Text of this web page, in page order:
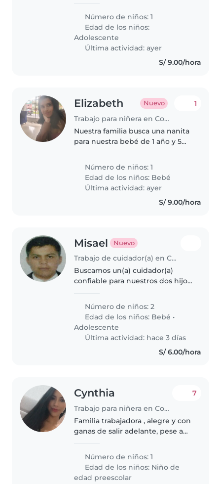
de casa, es muy cariñoso,
respetuoso y no deseo que se
sienta solo ya que trabajo hasta..
Número de niños: 1
Edad de los niños:
Adolescente
Última actividad: ayer
S/ 9.00/hora
Elizabeth Nuevo
Trabajo para niñera en Comas (Departamento de Lima)
1
Nuestra familia busca una nanita
para nuestra bebé de 1 año y 5
que se sienta realizando labores
sencillas propias del..
Número de niños: 1
Edad de los niños: Bebé
Última actividad: ayer
S/ 9.00/hora
Misael Nuevo
Trabajo de cuidador(a) en Comas (Departamento de Lima)
Buscamos un(a) cuidador(a)
confiable para nuestros dos hijos:
una hermana adolescente la cual
no requiere cuidados
.Necesitamos alguien que ayude
con..
Número de niños: 2
Edad de los niños: Bebé •
Adolescente
Última actividad: hace 3 días
S/ 6.00/hora
Cynthia
Trabajo para niñera en Comas (Departamento de Lima)
7
Familia trabajadora , alegre y con
ganas de salir adelante, pese a
tenemos a nadie al cuidado de la
persona accidentada
Número de niños: 1
Edad de los niños: Niño de
edad preescolar